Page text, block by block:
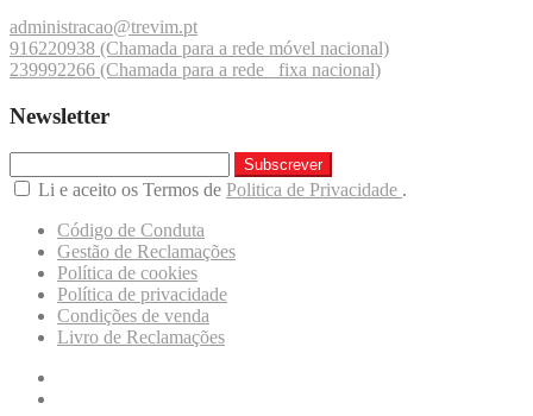
administracao@trevim.pt
916220938 (Chamada para a rede móvel nacional)
239992266 (Chamada para a rede fixa nacional)
Newsletter
Subscrever
Li e aceito os Termos de Politica de Privacidade .
Código de Conduta
Gestão de Reclamações
Política de cookies
Política de privacidade
Condições de venda
Livro de Reclamações